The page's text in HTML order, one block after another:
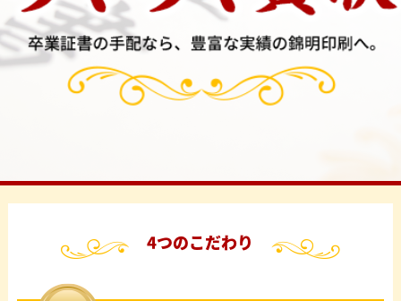
4つのこだわり